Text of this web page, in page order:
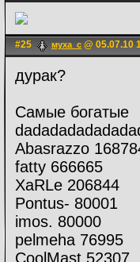
#25 муха_с @ 05.07.10
дурак?
Самые богатые
Abasrazzo
fatty 666665
XaRLe 206844
Pontus- 80001
imos. 80000
pelmeha 76995
CoolMast 52307